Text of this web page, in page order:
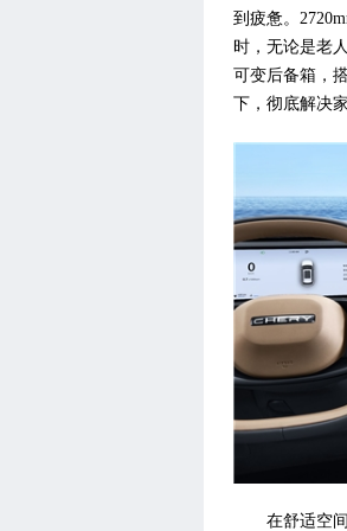
到疲惫。
时，无论是老
可变后备箱，
下，彻底解决
在舒适空